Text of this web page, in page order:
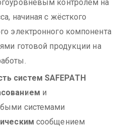
контролем на
начиная с жёсткого
электронного компонента
готовой продукции на
систем SAFEPATH
и
системами
сообщением